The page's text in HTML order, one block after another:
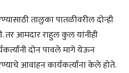
तालुका पातळीवरील दोन्ही
तर आमदार राहुल कुल यांनीही
दोन पावले मागे येऊन
आवाहन कार्यकर्त्यांना केले होते.